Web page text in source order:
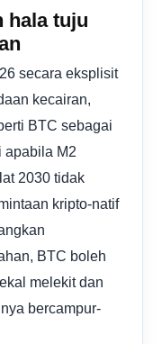
hala tuju
secara eksplisit
kecairan,
BTC sebagai
apabila M2
2030 tidak
kripto-natif
BTC boleh
melekit dan
bercampur-